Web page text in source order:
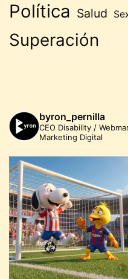
Política Salud
Superación
byron_pernilla
CEO Disability /
Marketing Digital